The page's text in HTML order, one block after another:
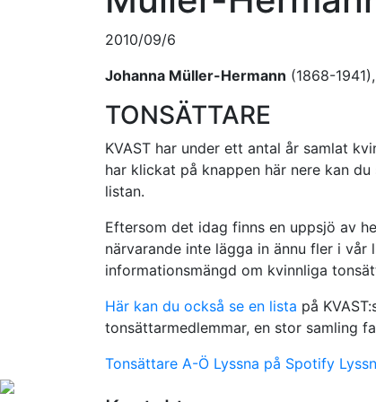
2010/09/6
Johanna Müller-Hermann (1868-
TONSÄTTARE
KVAST har under ett antal år samlat
har klickat på knappen här nere kan
listan.
Eftersom det idag finns en uppsjö av
närvarande inte lägga in ännu fler i
informationsmängd om kvinnliga
Här kan du också se en lista på
tonsättarmedlemmar, en stor samling
Tonsättare A-Ö Lyssna på Spotify